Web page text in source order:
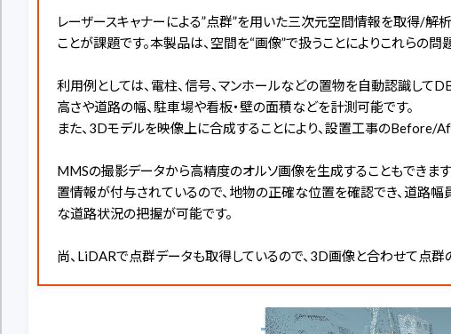
レーザースキャナーによる”点群”を用いた三次元空間情報を取得/解
ことが課題です。本製品は、空間を“画像”で扱うことによりこれらの
利用例としては、電柱、信号、マンホールなどの置物を自動認識して
高さや道路の幅、駐車場や看板・壁の面積などを計測可能です。
また、3Dモデルを映像上に合成することにより、設置工事のBefore/
MMSの撮影データから高精度のオルソ画像を生成することもできま
置情報が付与されているので、地物の正確な位置を確認でき、道路
な道路状況の把握が可能です。
尚、LiDARで点群データも取得しているので、3D画像と合わせて点群